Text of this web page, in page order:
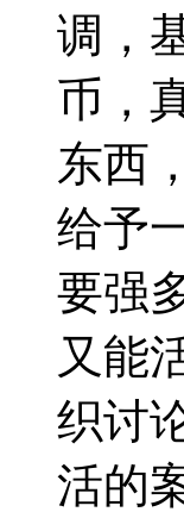
调，
币，
东西
给予
要强
又能
织讨
活的